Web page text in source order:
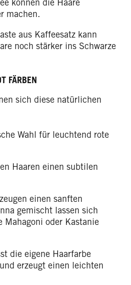
können die Haare
machen.
aus Kaffeesatz kann
noch stärker ins Schwarze
FÄRBEN
sich diese natürlichen
Wahl für leuchtend rote
Haaren einen subtilen
einen sanften
gemischt lassen sich
Mahagoni oder Kastanie
die eigene Haarfarbe
erzeugt einen leichten